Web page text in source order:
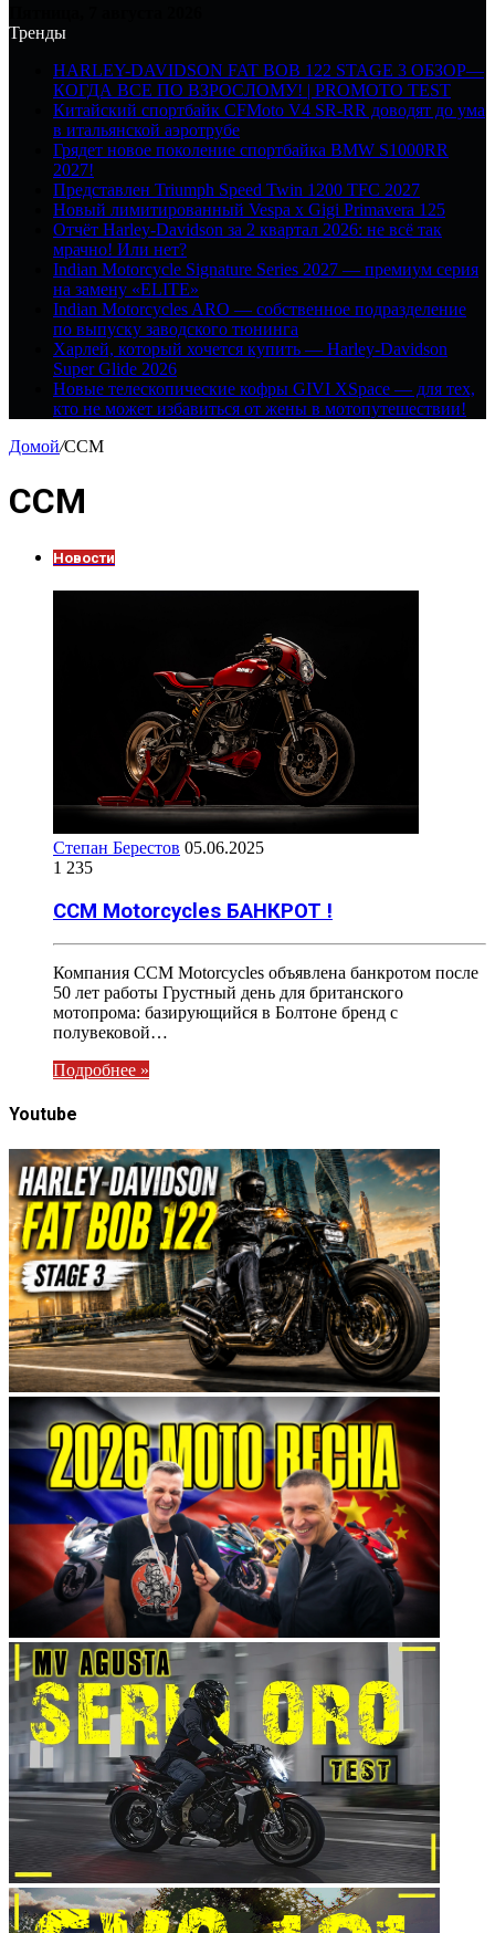
Тренды
HARLEY-DAVIDSON FAT BOB 122 STAGE 3 ОБЗОР—
КОГДА ВСЕ ПО ВЗРОСЛОМУ! | PROMOTO TEST
Китайский спортбайк CFMoto V4 SR-RR доводят до ума
в итальянской аэротрубе
Грядет новое поколение спортбайка BMW S1000RR
2027!
Представлен Triumph Speed Twin 1200 TFC 2027
Новый лимитированный Vespa x Gigi Primavera 125
Отчёт Harley-Davidson за 2 квартал 2026: не всё так
мрачно! Или нет?
Indian Motorcycle Signature Series 2027 — премиум серия
на замену «ELITE»
Indian Motorcycles ARO — собственное подразделение
по выпуску заводского тюнинга
Харлей, который хочется купить — Harley-Davidson
Super Glide 2026
Новые телескопические кофры GIVI XSpace — для тех,
кто не может избавиться от жены в мотопутешествии!
Домой/CCM
CCM
Новости
Степан Берестов 05.06.2025
1 235
CCM Motorcycles БАНКРОТ !
Компания CCM Motorcycles объявлена банкротом после
50 лет работы Грустный день для британского
мотопрома: базирующийся в Болтоне бренд с
полувековой…
Подробнее »
Youtube